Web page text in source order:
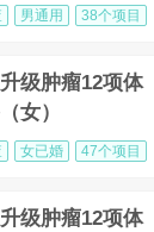
男通用 38个项目
级肿瘤12项体
女）
女已婚 47个项目
级肿瘤12项体